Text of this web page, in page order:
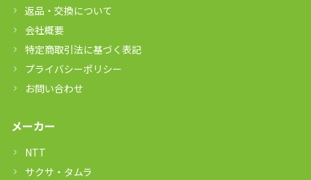
返品・交換について
会社概要
特定商取引法に基づく表記
プライバシーポリシー
お問い合わせ
メーカー
NTT
サクサ・タムラ